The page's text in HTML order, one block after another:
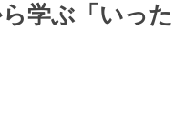
学ぶ「いっ